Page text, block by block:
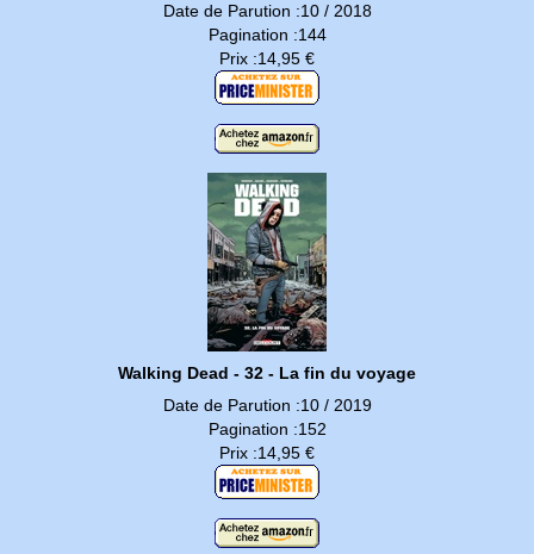
Date de Parution :10 / 2018
Pagination :144
Prix :14,95 €
Walking Dead - 32 - La fin du voyage
Date de Parution :10 / 2019
Pagination :152
Prix :14,95 €